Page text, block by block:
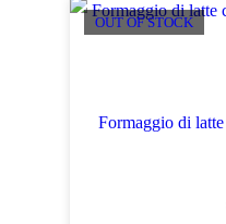
OUT OF STOCK
Formaggio di